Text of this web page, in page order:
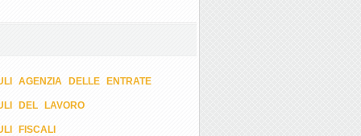
AGENZIA DELLE ENTRATE
DEL LAVORO
FISCALI